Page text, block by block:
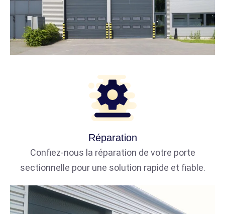
Réparation
Confiez-nous la réparation de votre porte
sectionnelle pour une solution rapide et fiable.